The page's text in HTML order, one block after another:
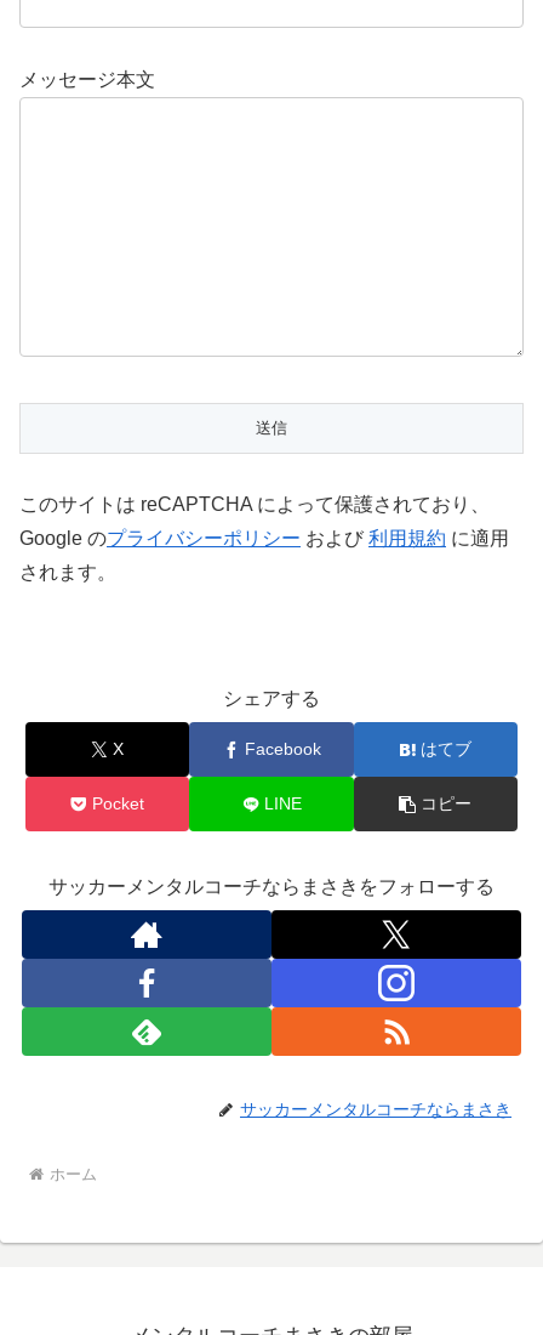
メッセージ本文
このサイトは reCAPTCHA によって保護されており、
Google のプライバシーポリシー および 利用規約 に適用
されます。
シェアする
X Facebook はてブ
Pocket LINE コピー
サッカーメンタルコーチならまさきをフォローする
サッカーメンタルコーチならまさき
ホーム